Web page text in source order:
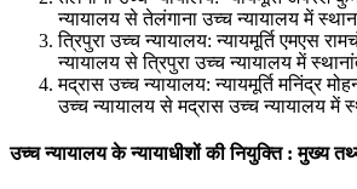
न्यायालय से तेलंगाना उच्च न्यायालय में
त्रिपुरा उच्च न्यायालय: न्यायमूर्ति एमएस
न्यायालय से त्रिपुरा उच्च न्यायालय में
मद्रास उच्च न्यायालय: न्यायमूर्ति मनिंद्र
उच्च न्यायालय से मद्रास उच्च न्यायालय में
उच्च न्यायालय के न्यायाधीशों की नियुक्ति : मुख्य